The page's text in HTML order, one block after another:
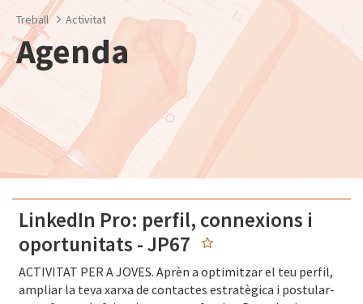
Treball Activitat
Agenda
LinkedIn Pro: perfil, connexions i
oportunitats - JP67
ACTIVITAT PER A JOVES. Aprèn a optimitzar el teu perfil,
ampliar la teva xarxa de contactes estratègica i postular-